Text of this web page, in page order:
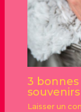
3
Laisser un